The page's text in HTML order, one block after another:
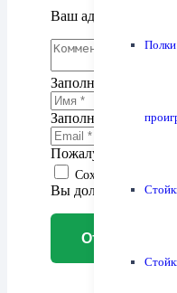
Ваш адрес email не
Заполните поле
Заполните поле
Пожалуйста,
Сохранить моё
Вы должны
Отправить